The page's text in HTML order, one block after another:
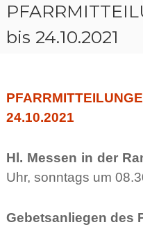
bis 24.10.2021
24.10.2021
Hl. Messen in der
Uhr, sonntags um
Gebetsanliegen des